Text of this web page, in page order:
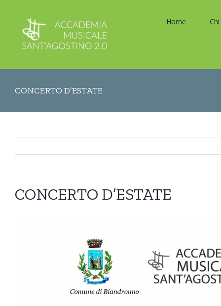
contenuto
Home
CONCERTO D’ESTATE
CONCERTO D’ESTATE